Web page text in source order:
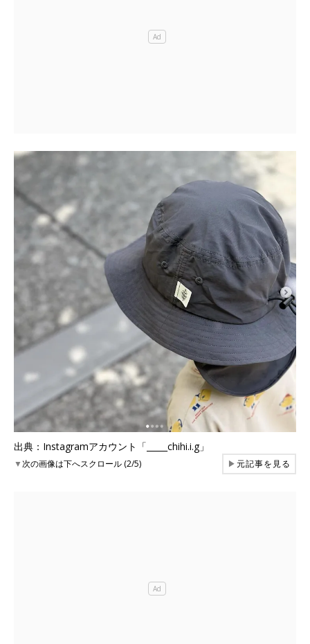
出典：Instagramアカウント「_____chihi.i.g」
▼次の画像は下へスクロール (2/5) ▶元記事を見る